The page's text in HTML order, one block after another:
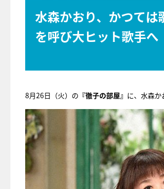
水森かおり、かつて
を呼び大ヒット歌手へ
8月26日（火）の 『徹子の部屋』 に、水森か